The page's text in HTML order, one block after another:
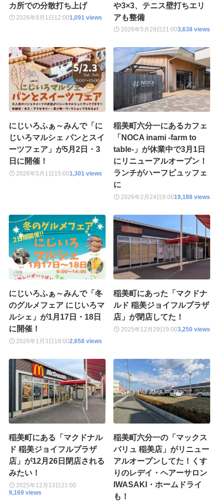
カ所での分散打ち上げ
2026年8月1日 12:001,091 views
や3×3、テニス壁打ちエリ
アも整備
2026年5月29日21:003,638 views
にじいろふぁ～みんで「に
じいろマルシェ パンとスイ
ーツフェア」が5月2日・3
日に開催！
2026年5月1日 15:001,301 views
稲美町六分一にあるカフェ
「NOCA inami -farm to
table-」が休業中で3月1日
にリニューアルオープン！
ランチがハーフビュッフェ
に
2026年2月24日9:0019,188 views
にじいろふぁ～みんで「冬
のグルメフェア にじいろマ
ルシェ」が1月17日・18日
に開催！
2026年1月3日 18:002,658 views
稲美町にあった「マクドナ
ルド 稲美ジョイフルプラザ
店」が閉店してた！
2025年12月29日9:003,250 views
稲美町にある「マクドナル
ド 稲美ジョイフルプラザ
店」が12月26日閉店される
みたい！
2025年12月13日 21:00
9,169 views
稲美町六分一の「マックス
バリュ 稲美店」がリニュー
アルオープンしてた！くす
りのレデイ・ヘアーサロン
IWASAKI・ホームドライ
も！